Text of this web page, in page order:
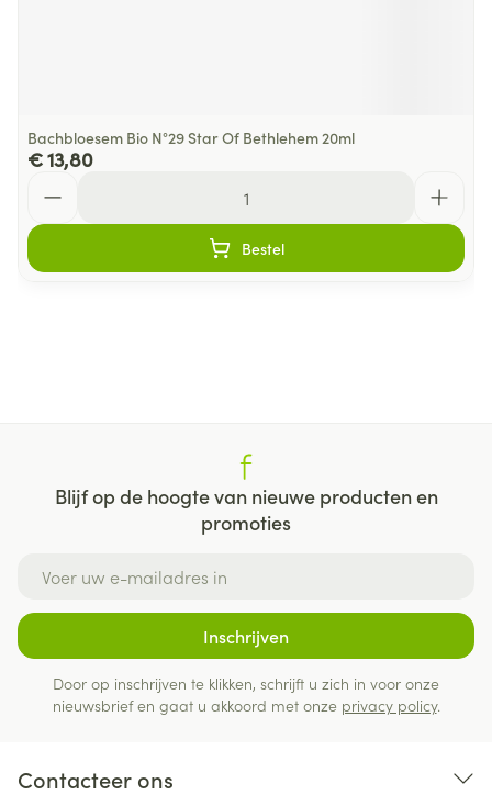
Bachbloesem Bio N°29 Star Of Bethlehem 20ml
€ 13,80
Bestel
Blijf op de hoogte van nieuwe producten en
promoties
Inschrijven
Door op inschrijven te klikken, schrijft u zich in voor onze
nieuwsbrief en gaat u akkoord met onze privacy policy.
Contacteer ons